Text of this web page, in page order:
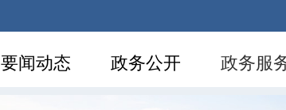
要闻动态 政务公开 政务服